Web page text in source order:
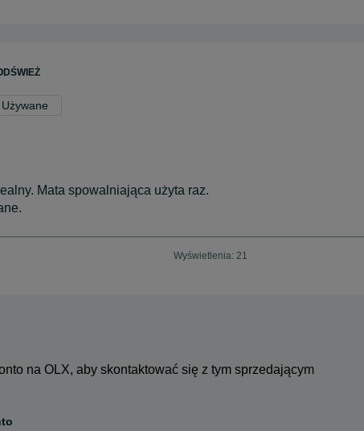
Mata spowalniająca użyta raz.
Wyświetlenia: 21
na OLX, aby skontaktować się z tym sprzedającym